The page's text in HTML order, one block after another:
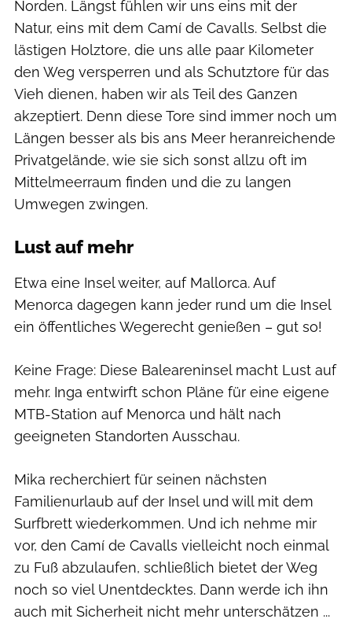
Norden. Längst fühlen wir uns eins mit der
Natur, eins mit dem Camí de Cavalls. Selbst die
lästigen Holztore, die uns alle paar Kilometer
den Weg versperren und als Schutztore für das
Vieh dienen, haben wir als Teil des Ganzen
akzeptiert. Denn diese Tore sind immer noch um
Längen besser als bis ans Meer heranreichende
Privatgelände, wie sie sich sonst allzu oft im
Mittelmeerraum finden und die zu langen
Umwegen zwingen.
Lust auf mehr
Etwa eine Insel weiter, auf Mallorca. Auf
Menorca dagegen kann jeder rund um die Insel
ein öffentliches Wegerecht genießen – gut so!
Keine Frage: Diese Baleareninsel macht Lust auf
mehr. Inga entwirft schon Pläne für eine eigene
MTB-Station auf Menorca und hält nach
geeigneten Standorten Ausschau.
Mika recherchiert für seinen nächsten
Familienurlaub auf der Insel und will mit dem
Surfbrett wiederkommen. Und ich nehme mir
vor, den Camí de Cavalls vielleicht noch einmal
zu Fuß abzulaufen, schließlich bietet der Weg
noch so viel Unentdecktes. Dann werde ich ihn
auch mit Sicherheit nicht mehr unterschätzen ...